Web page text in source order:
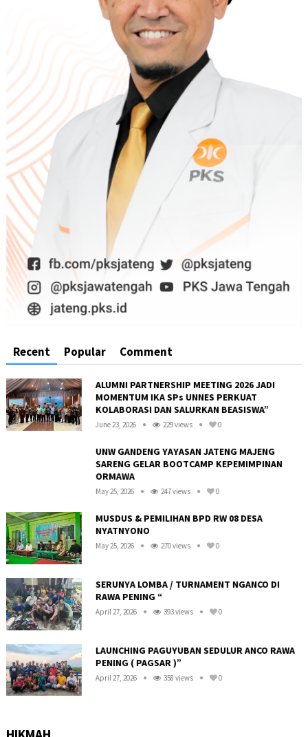
Recent Popular Comment
ALUMNI PARTNERSHIP MEETING 2026 JADI
MOMENTUM IKA SPs UNNES PERKUAT
KOLABORASI DAN SALURKAN BEASISWA”
June 23, 2026 229 views 0
UNW GANDENG YAYASAN JATENG MAJENG
SARENG GELAR BOOTCAMP KEPEMIMPINAN
ORMAWA
May 25, 2026 247 views 0
MUSDUS & PEMILIHAN BPD RW 08 DESA
NYATNYONO
May 25, 2026 270 views 0
SERUNYA LOMBA / TURNAMENT NGANCO DI
RAWA PENING “
April 27, 2026 393 views 0
LAUNCHING PAGUYUBAN SEDULUR ANCO RAWA
PENING ( PAGSAR )”
April 27, 2026 358 views 0